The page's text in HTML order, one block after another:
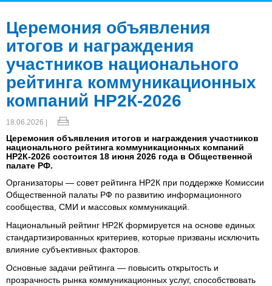
Церемония объявления
итогов и награждения
участников национального
рейтинга коммуникационных
компаний НР2К-2026
18.06.2026 |
Церемония объявления итогов и награждения участников
национального рейтинга коммуникационных компаний
НР2К-2026 состоится 18 июня 2026 года в Общественной
палате РФ.
Организаторы — совет рейтинга НР2К при поддержке Комиссии
Общественной палаты РФ по развитию информационного
сообщества, СМИ и массовых коммуникаций.
Национальный рейтинг НР2К формируется на основе единых
стандартизированных критериев, которые призваны исключить
влияние субъективных факторов.
Основные задачи рейтинга — повысить открытость и
прозрачность рынка коммуникационных услуг, способствовать